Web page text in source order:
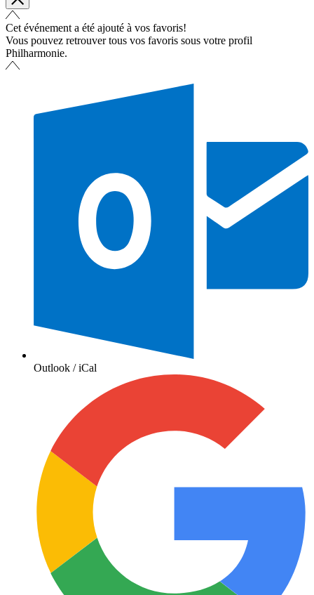
Cet événement a été ajouté à vos favoris!
Vous pouvez retrouver tous vos favoris sous votre profil
Philharmonie.
Outlook / iCal